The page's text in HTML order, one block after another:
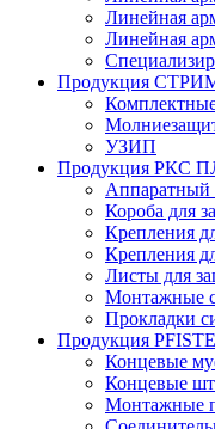
Линейная
Линейная
Продукция
УЗИП
Продукция РКС
Аппаратный
Короба для
Крепления
Крепления
Листы для
Монтажные
Прокладки
Продукция
Концевые
Концевые
Монтажные